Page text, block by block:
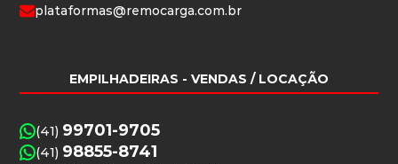
plataformas@remocarga.com.br
EMPILHADEIRAS - VENDAS / LOCAÇÃO
(41) 99701-9705
(41) 98855-8741